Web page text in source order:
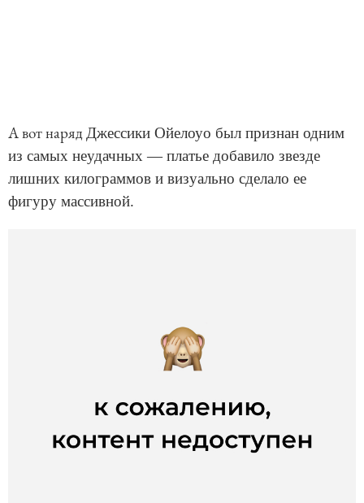
А вот наряд Джессики Ойелоуо был признан одним
из самых неудачных — платье добавило звезде
лишних килограммов и визуально сделало ее
фигуру массивной.